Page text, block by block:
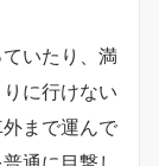
いたり、満
に行けない
まで運んで